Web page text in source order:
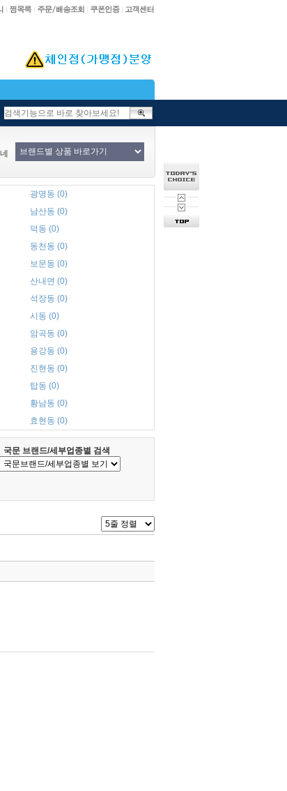
광명동 (0)
남산동 (0)
덕동 (0)
동천동 (0)
보문동 (0)
산내면 (0)
석장동 (0)
시동 (0)
암곡동 (0)
용강동 (0)
진현동 (0)
탑동 (0)
황남동 (0)
효현동 (0)
국문 브랜드/세부업종별 검색